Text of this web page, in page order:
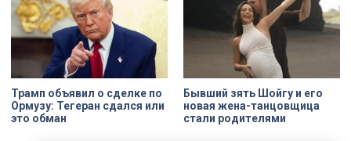
Трамп объявил о сделке по
Ормузу: Тегеран сдался или
это обман
Бывший зять Шойгу и его
новая жена-танцовщица
стали родителями